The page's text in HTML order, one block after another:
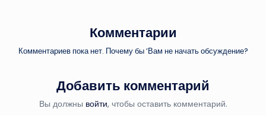
Комментарии
Комментариев пока нет. Почему бы ’Вам не начать обсуждение?
Добавить комментарий
Вы должны войти, чтобы оставить комментарий.